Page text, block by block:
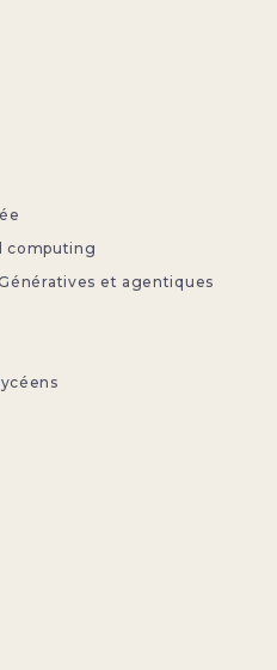
computing
et agentiques